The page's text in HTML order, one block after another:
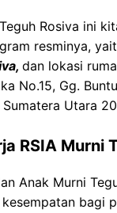
Rosiva ini
resminya,
dan lokasi
No.15, Gg.
Utara
RSIA Murni
Anak Murni
bagi